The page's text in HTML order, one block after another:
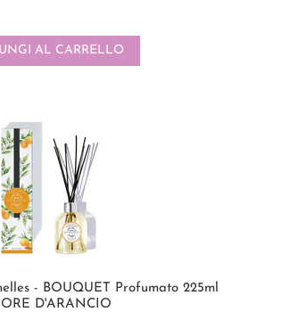
AL CARRELLO
- BOUQUET Profumato 225ml
D'ARANCIO